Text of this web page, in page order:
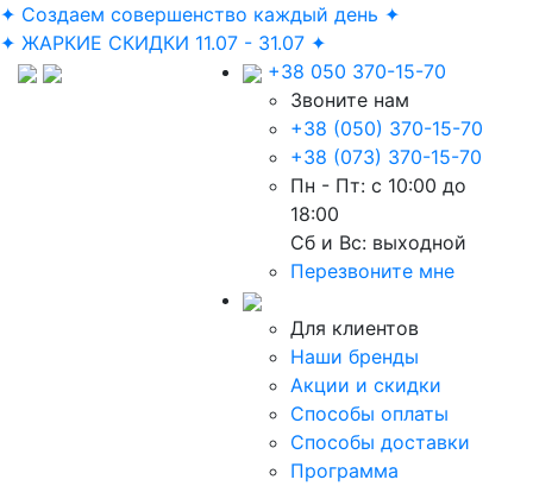
✦ Создаем совершенство каждый день ✦
✦ ЖАРКИЕ СКИДКИ 11.07 - 31.07 ✦
+38 050 370-15-70
Звоните нам
+38 (050) 370-15-70
+38 (073) 370-15-70
Пн - Пт: с 10:00 до
18:00
Сб и Вс: выходной
Перезвоните мне
Для клиентов
Наши бренды
Акции и скидки
Способы оплаты
Способы доставки
Программа